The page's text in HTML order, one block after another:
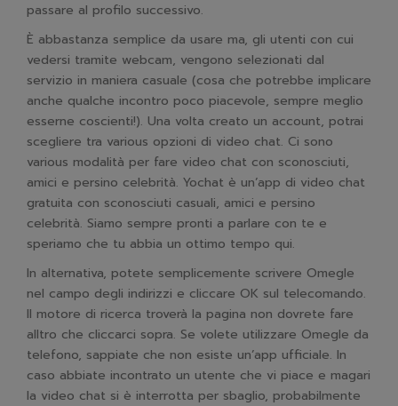
passare al profilo successivo.
È abbastanza semplice da usare ma, gli utenti con cui
vedersi tramite webcam, vengono selezionati dal
servizio in maniera casuale (cosa che potrebbe implicare
anche qualche incontro poco piacevole, sempre meglio
esserne coscienti!). Una volta creato un account, potrai
scegliere tra various opzioni di video chat. Ci sono
various modalità per fare video chat con sconosciuti,
amici e persino celebrità. Yochat è un’app di video chat
gratuita con sconosciuti casuali, amici e persino
celebrità. Siamo sempre pronti a parlare con te e
speriamo che tu abbia un ottimo tempo qui.
In alternativa, potete semplicemente scrivere Omegle
nel campo degli indirizzi e cliccare OK sul telecomando.
Il motore di ricerca troverà la pagina non dovrete fare
alltro che cliccarci sopra. Se volete utilizzare Omegle da
telefono, sappiate che non esiste un’app ufficiale. In
caso abbiate incontrato un utente che vi piace e magari
la video chat si è interrotta per sbaglio, probabilmente